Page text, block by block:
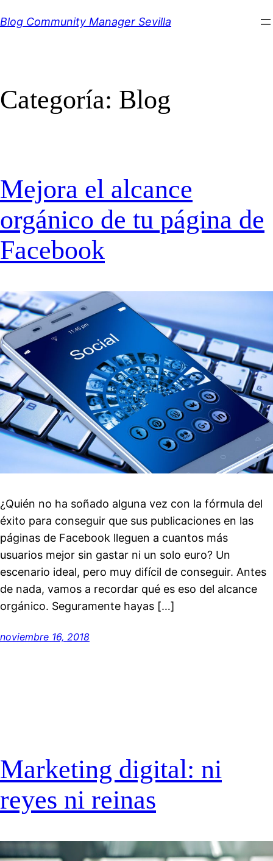
al
Blog Community Manager Sevilla
Categoría: Blog
Mejora el alcance
orgánico de tu página de
Facebook
¿Quién no ha soñado alguna vez con la fórmula del
éxito para conseguir que sus publicaciones en las
páginas de Facebook lleguen a cuantos más
usuarios mejor sin gastar ni un solo euro? Un
escenario ideal, pero muy difícil de conseguir. Antes
de nada, vamos a recordar qué es eso del alcance
orgánico. Seguramente hayas […]
noviembre 16, 2018
Marketing digital: ni
reyes ni reinas